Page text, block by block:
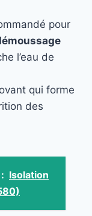
pour
l’eau de
qui forme
des
Isolation